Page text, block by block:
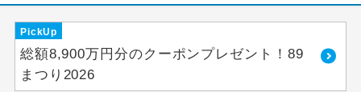
PickUp
総額8,900万円分のクーポンプレゼント！89
まつり2026